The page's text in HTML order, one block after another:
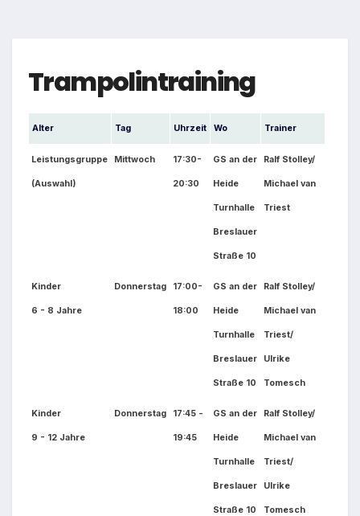
Trampolintraining
Alter Tag Uhrzeit Wo Trainer
Leistungsgruppe
(Auswahl)
Mittwoch 17:30-
20:30
GS an der
Heide
Turnhalle
Breslauer
Straße 10
Ralf Stolley/
Michael van
Triest
Kinder
6 - 8 Jahre
Donnerstag 17:00-
18:00
GS an der
Heide
Turnhalle
Breslauer
Straße 10
Ralf Stolley/
Michael van
Triest/
Ulrike
Tomesch
Kinder
9 - 12 Jahre
Donnerstag 17:45 -
19:45
GS an der
Heide
Turnhalle
Breslauer
Straße 10
Ralf Stolley/
Michael van
Triest/
Ulrike
Tomesch